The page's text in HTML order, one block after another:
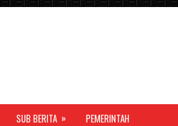
SUB BERITA » PEMERINTAH